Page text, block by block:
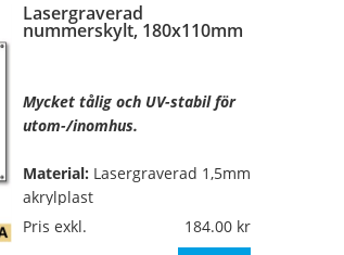
Typsnitt:Helvetica medium
önskas)
Lasergraverad
nummerskylt, 180x110mm
Mycket tålig och UV-stabil för
utom-/inomhus.
Material: Lasergraverad 1,5mm
akrylplast
Pris exkl. 184.00